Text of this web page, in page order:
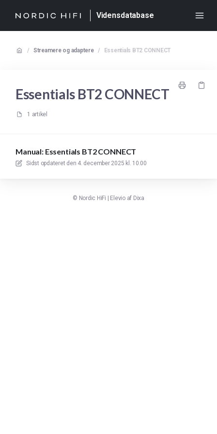
Vidensdatabase
/ Streamere og adaptere / Essentials BT2 CONNECT
Essentials BT2 CONNECT
1 artikel
Manual: Essentials BT2 CONNECT
Sidst opdateret den 4. december 2025 kl. 10.00
© Nordic HiFi Elevio af Dixa